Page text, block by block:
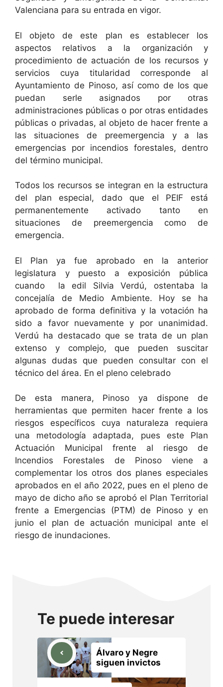
Valenciana para su entrada en vigor.
El objeto de este plan es establecer los
aspectos relativos a la organización y
procedimiento de actuación de los recursos y
servicios cuya titularidad corresponde al
Ayuntamiento de Pinoso, así como de los que
puedan serle asignados por otras
administraciones públicas o por otras entidades
públicas o privadas, al objeto de hacer frente a
las situaciones de preemergencia y a las
emergencias por incendios forestales, dentro
del término municipal.
Todos los recursos se integran en la estructura
del plan especial, dado que el PEIF está
permanentemente activado tanto en
situaciones de preemergencia como de
emergencia.
El Plan ya fue aprobado en la anterior
legislatura y puesto a exposición pública
cuando la edil Silvia Verdú, ostentaba la
concejalía de Medio Ambiente. Hoy se ha
aprobado de forma definitiva y la votación ha
sido a favor nuevamente y por unanimidad.
Verdú ha destacado que se trata de un plan
extenso y complejo, que pueden suscitar
algunas dudas que pueden consultar con el
técnico del área. En el pleno celebrado
De esta manera, Pinoso ya dispone de
herramientas que permiten hacer frente a los
riesgos específicos cuya naturaleza requiera
una metodología adaptada, pues este Plan
Actuación Municipal frente al riesgo de
Incendios Forestales de Pinoso viene a
complementar los otros dos planes especiales
aprobados en el año 2022, pues en el pleno de
mayo de dicho año se aprobó el Plan Territorial
frente a Emergencias (PTM) de Pinoso y en
junio el plan de actuación municipal ante el
riesgo de inundaciones.
Te puede interesar
Álvaro y Negre
siguen invictos